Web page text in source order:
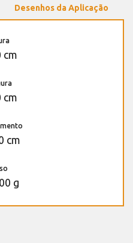
Desenhos da Aplicação
cm
cm
cm
g